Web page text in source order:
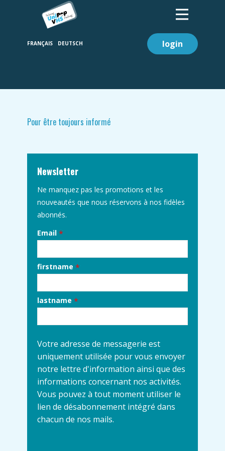
login
Pour être toujours informé
Newsletter
Ne manquez pas les promotions et les
nouveautés que nous réservons à nos fidèles
abonnés.
Email *
firstname *
lastname *
Votre adresse de messagerie est
uniquement utilisée pour vous envoyer
notre lettre d'information ainsi que des
informations concernant nos activités.
Vous pouvez à tout moment utiliser le
lien de désabonnement intégré dans
chacun de nos mails.